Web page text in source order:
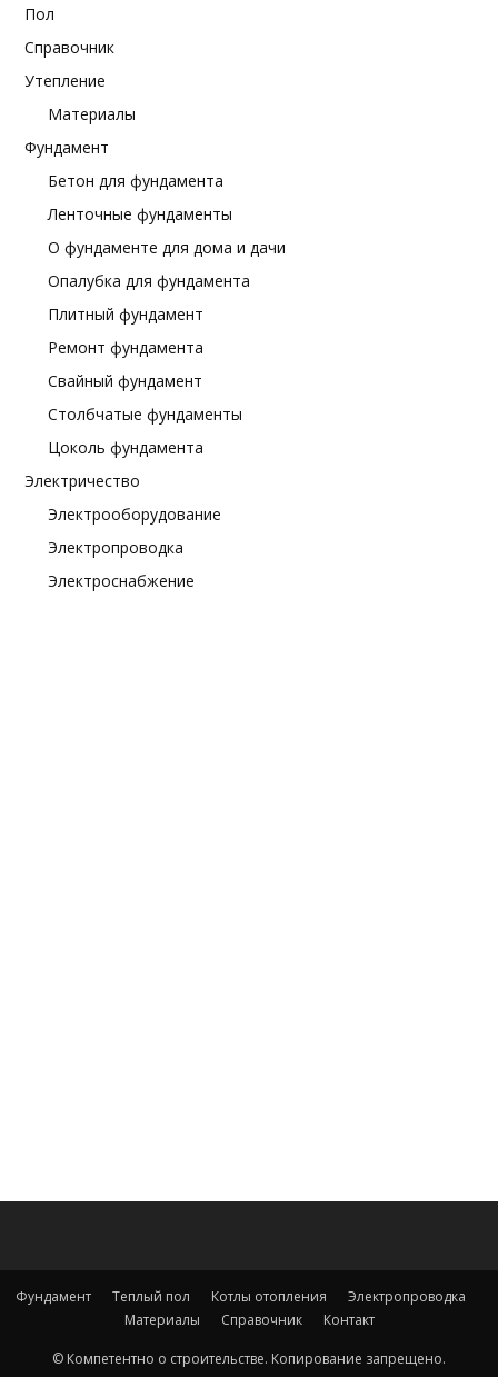
Пол
Справочник
Утепление
Материалы
Фундамент
Бетон для фундамента
Ленточные фундаменты
О фундаменте для дома и дачи
Опалубка для фундамента
Плитный фундамент
Ремонт фундамента
Свайный фундамент
Столбчатые фундаменты
Цоколь фундамента
Электричество
Электрооборудование
Электропроводка
Электроснабжение
Фундамент Теплый пол Котлы отопления
Электропроводка
Материалы
Справочник Контакт
© Компетентно о строительстве. Копирование запрещено.